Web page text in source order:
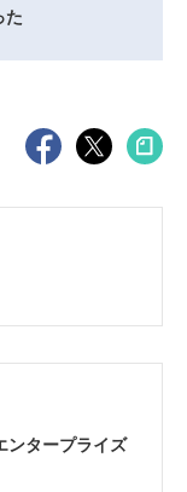
た
タープライズ